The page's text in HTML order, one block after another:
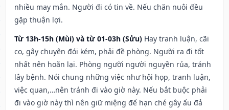
nhiều may mắn. Người đi có tin về. Nếu chăn nuôi đều
gặp thuận lợi.
Từ 13h-15h (Mùi) và từ 01-03h (Sửu) Hay tranh luận, cãi
cọ, gây chuyện đói kém, phải đề phòng. Người ra đi tốt
nhất nên hoãn lại. Phòng người người nguyền rủa, tránh
lây bệnh. Nói chung những việc như hội họp, tranh luận,
việc quan,…nên tránh đi vào giờ này. Nếu bắt buộc phải
đi vào giờ này thì nên giữ miệng để hạn ché gây ẩu đả